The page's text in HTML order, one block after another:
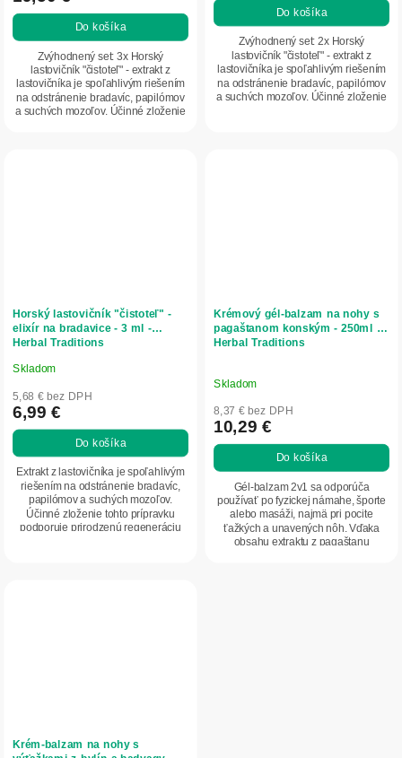
Do košíka
Zvýhodnený set: 3x Horský
lastovičník "čistoteľ" - extrakt z
lastovičníka je spoľahlivým riešením
na odstránenie bradavíc, papilómov
a suchých mozoľov. Účinné zloženie
4,8
hviezdičiek.
Do košíka
Zvýhodnený set: 2x Horský
lastovičník "čistoteľ" - extrakt z
lastovičníka je spoľahlivým riešením
na odstránenie bradavíc, papilómov
a suchých mozoľov. Účinné zloženie
Horský lastovičník "čistoteľ" -
elixír na bradavice - 3 ml -
Herbal Traditions
Priemerné
hodnotenie
produktu
je
4,7
z
hviezdičiek.
Skladom
5,68 € bez DPH
6,99 €
Do košíka
Extrakt z lastovičníka je spoľahlivým
riešením na odstránenie bradavíc,
papilómov a suchých mozoľov.
Účinné zloženie tohto prípravku
podporuje prirodzenú regeneráciu
Krémový gél-balzam na nohy s
pagaštanom konským - 250ml -
Herbal Traditions
Skladom
8,37 € bez DPH
10,29 €
Do košíka
Gél-balzam 2v1 sa odporúča
používať po fyzickej námahe, športe
alebo masáži, najmä pri pocite
ťažkých a unavených nôh. Vďaka
obsahu extraktu z pagaštanu
Krém-balzam na nohy s